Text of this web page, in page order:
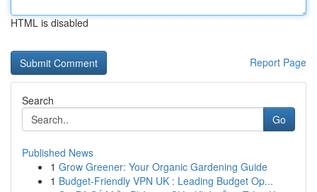
HTML is disabled
Report Page
Search
Go
Published News
1 Grow Greener: Your Organic Gardening Guide
1 Budget-Friendly VPN UK : Leading Budget Op...